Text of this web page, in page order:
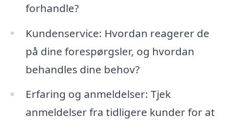
forhandle?
Kundenservice: Hvordan reagerer de
på dine forespørgsler, og hvordan
behandles dine behov?
Erfaring og anmeldelser: Tjek
anmeldelser fra tidligere kunder for at